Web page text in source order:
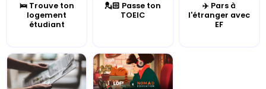
🛌 Trouve ton
logement
étudiant
💂🏻 Passe ton
TOEIC
✈️ Pars à
l'étranger avec
EF